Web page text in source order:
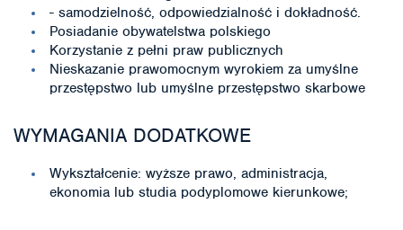
- samodzielność, odpowiedzialność i dokładność.
Posiadanie obywatelstwa polskiego
Korzystanie z pełni praw publicznych
Nieskazanie prawomocnym wyrokiem za umyślne
przestępstwo lub umyślne przestępstwo skarbowe
WYMAGANIA DODATKOWE
Wykształcenie: wyższe prawo, administracja,
ekonomia lub studia podyplomowe kierunkowe;